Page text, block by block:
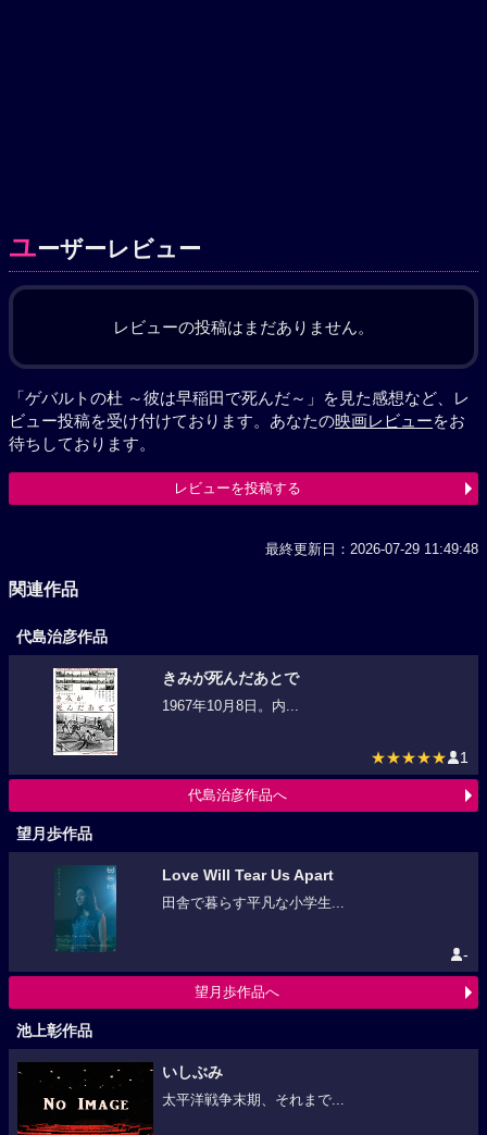
ユーザーレビュー
レビューの投稿はまだありません。
「ゲバルトの杜 ～彼は早稲田で死んだ～」を見た感想など、レ
ビュー投稿を受け付けております。あなたの映画レビューをお
待ちしております。
レビューを投稿する
最終更新日：2026-07-29 11:49:48
関連作品
代島治彦作品
きみが死んだあとで
1967年10月8日。内...
★★★★★ 1
代島治彦作品へ
望月歩作品
Love Will Tear Us Apart
田舎で暮らす平凡な小学生...
-
望月歩作品へ
池上彰作品
いしぶみ
太平洋戦争末期、それまで...